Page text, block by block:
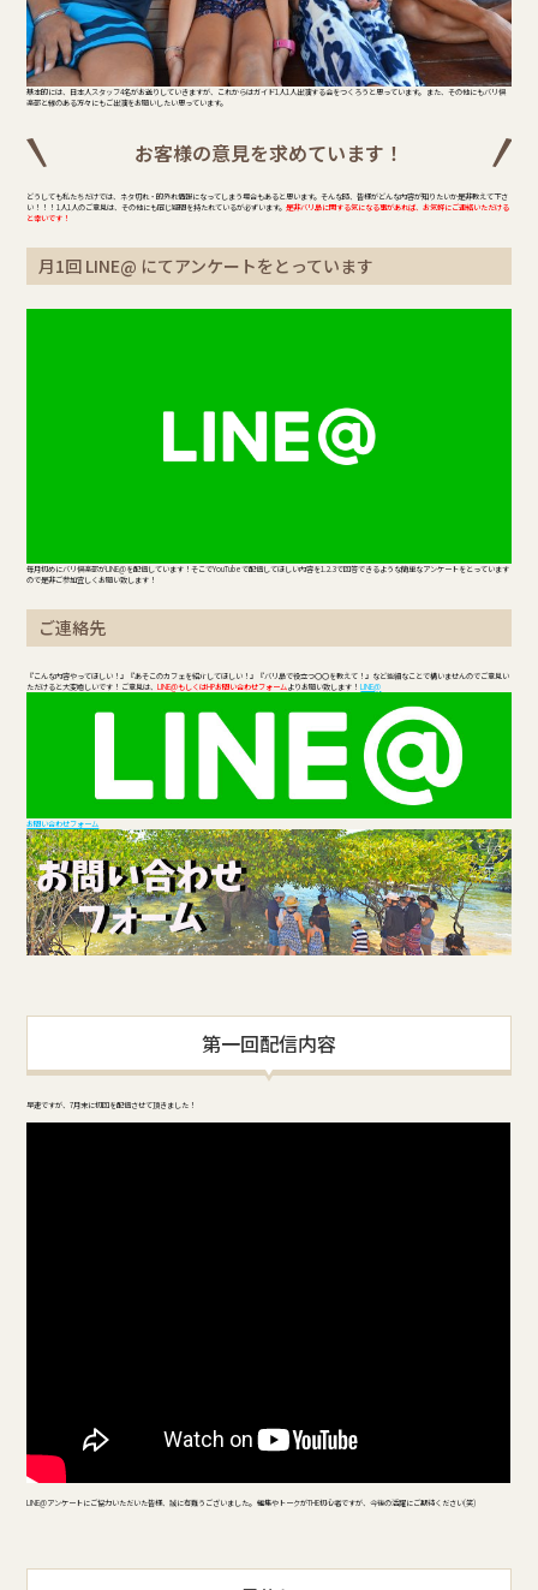
基本的には、日本人スタッフ4名がお送りしていきますが、これからはガイド1人1人出演する会をつくろうと思っています。 また、その他にもバリ倶
楽部と縁のある方々にもご出演をお願いしたい思っています。
お客様の意見を求めています！
どうしても私たちだけでは、ネタ切れ・的外れ情報になってしまう場合もあると思います。そんな時、皆様がどんな内容が知りたいか是非教えて下さ
い！！！ 1人1人のご意見は、その他にも同じ疑問を持たれているが必ずいます。是非バリ島に関する気になる事があれば、お気軽にご連絡いただける
と幸いです！
月1回 LINE@ にてアンケートをとっています
毎月初めにバリ倶楽部がLINE@を配信しています！そこでYouTubeで配信してほしい内容を1.2.3で回答できるような簡単なアンケートをとっています
ので是非ご参加宜しくお願い致します！
ご連絡先
『こんな内容やってほしい！』『あそこのカフェを紹介してほしい！』『バリ島で役立つ〇〇を教えて！』など些細なことで構いませんのでご意見い
ただけると大変嬉しいです！ ご意見は、LINE@もしくはHPお問い合わせフォームよりお願い致します！LINE@
お問い合わせフォーム
第一回配信内容
早速ですが、7月末に初回を配信させて頂きました！
LINE@アンケートにご協力いただいた皆様、誠に有難うございました。 編集やトークがTHE初心者ですが、今後の活躍にご期待ください(笑)